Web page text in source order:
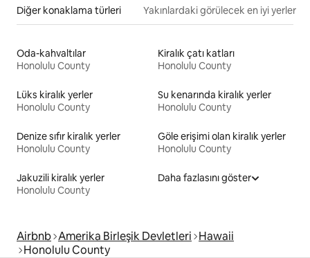
Diğer konaklama türleri Yakınlardaki görülecek en iyi yerler
Oda-kahvaltılar
Honolulu County
Kiralık çatı katları
Honolulu County
Lüks kiralık yerler
Honolulu County
Su kenarında kiralık yerler
Honolulu County
Denize sıfır kiralık yerler
Honolulu County
Göle erişimi olan kiralık yerler
Honolulu County
Jakuzili kiralık yerler
Honolulu County
Daha fazlasını göster
Airbnb Amerika Birleşik Devletleri Hawaii
Honolulu County